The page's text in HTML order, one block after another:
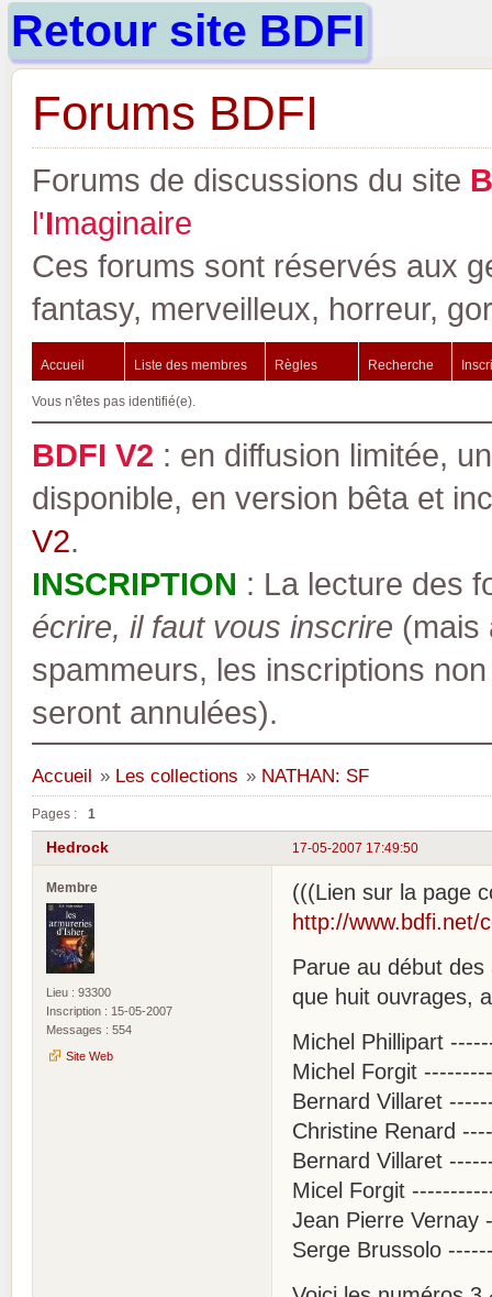
Retour site BDFI
Forums BDFI
Forums de discussions du site B
l'Imaginaire
Ces forums sont réservés aux
fantasy, merveilleux, horreur,
Accueil Liste des membres Règles Recherche
Vous n'êtes pas identifié(e).
BDFI V2 : en diffusion limitée,
disponible, en version bêta et
V2.
INSCRIPTION : La lecture des
écrire, il faut vous inscrire (mais
spammeurs, les inscriptions
seront annulées).
Accueil » Les collections » NATHAN: SF
Pages : 1
17-05-2007 17:49:50
Hedrock
Membre
Lieu : 93300
Inscription : 15-05-2007
Messages : 554
Site Web
(((Lien sur la page
http://www.bdfi.net/
Parue au début
que huit ouvrages,
Michel Phillipart
Michel Forgit
Bernard Villaret
Christine Renard
Bernard Villaret
Micel Forgit
Jean Pierre Vernay
Serge Brussolo